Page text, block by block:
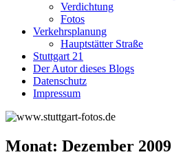
Verdichtung
Fotos
Verkehrsplanung
Hauptstätter Straße
Stuttgart 21
Der Autor dieses Blogs
Datenschutz
Impressum
Monat: Dezember 2009